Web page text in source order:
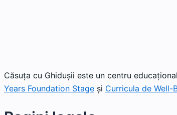
Căsuța cu Ghidușii este un centru
Years Foundation Stage și Curricula de Well-